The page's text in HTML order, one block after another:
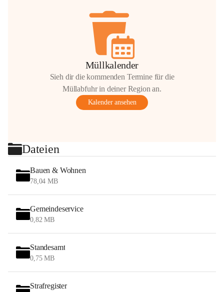
Müllkalender
Sieh dir die kommenden Termine für die
Müllabfuhr in deiner Region an.
Kalender ansehen
Dateien
Bauen & Wohnen
78,04 MB
Gemeindeservice
0,82 MB
Standesamt
0,75 MB
Strafregister